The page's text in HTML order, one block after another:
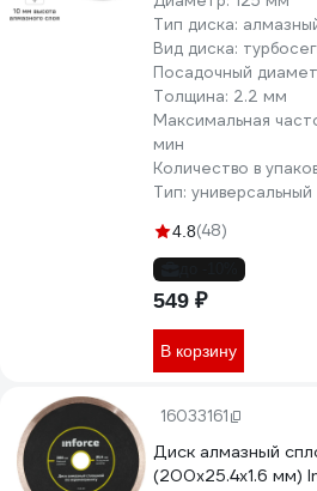
Тип диска:
Вид диска:
Посадочный
Толщина: 2.2 мм
Максимальная
мин
Количество в
Тип: универсальный
4.8(48)
549 ₽
В корзину
16033161
Диск алмазный
(200х25.4х1.6 мм)